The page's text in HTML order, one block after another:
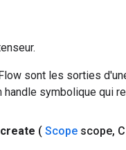
sont les sorties
symbolique qui
create ( Scope scope,